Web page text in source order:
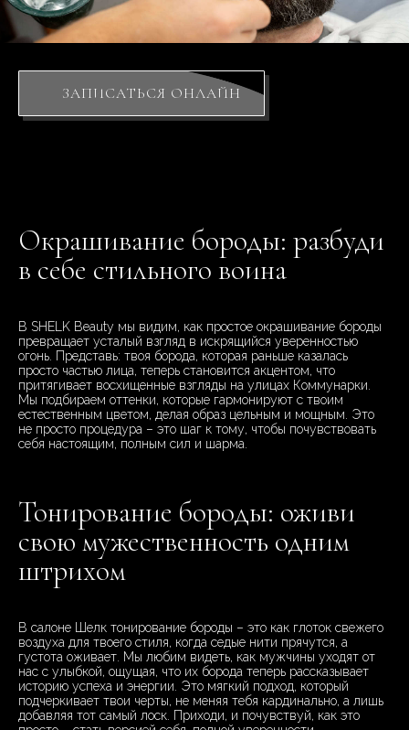
ЗАПИСАТЬСЯ ОНЛАЙН
Окрашивание бороды: разбуди
в себе стильного воина
В SHELK Beauty мы видим, как простое окрашивание бороды
превращает усталый взгляд в искрящийся уверенностью
огонь. Представь: твоя борода, которая раньше казалась
просто частью лица, теперь становится акцентом, что
притягивает восхищенные взгляды на улицах Коммунарки.
Мы подбираем оттенки, которые гармонируют с твоим
естественным цветом, делая образ цельным и мощным. Это
не просто процедура – это шаг к тому, чтобы почувствовать
себя настоящим, полным сил и шарма.
Тонирование бороды: оживи
свою мужественность одним
штрихом
В салоне Шелк тонирование бороды – это как глоток свежего
воздуха для твоего стиля, когда седые нити прячутся, а
густота оживает. Мы любим видеть, как мужчины уходят от
нас с улыбкой, ощущая, что их борода теперь рассказывает
историю успеха и энергии. Это мягкий подход, который
подчеркивает твои черты, не меняя тебя кардинально, а лишь
добавляя тот самый лоск. Приходи, и почувствуй, как это